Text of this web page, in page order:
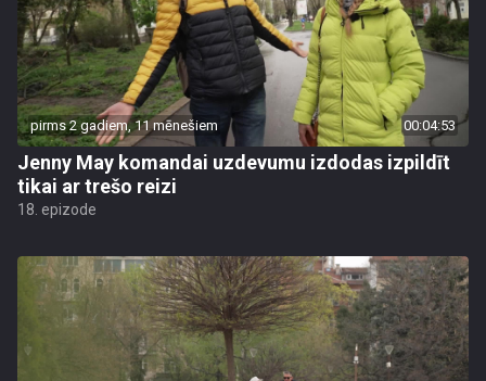
pirms 2 gadiem, 11 mēnešiem 00:04:53
Jenny May komandai uzdevumu izdodas izpildīt
tikai ar trešo reizi
18. epizode